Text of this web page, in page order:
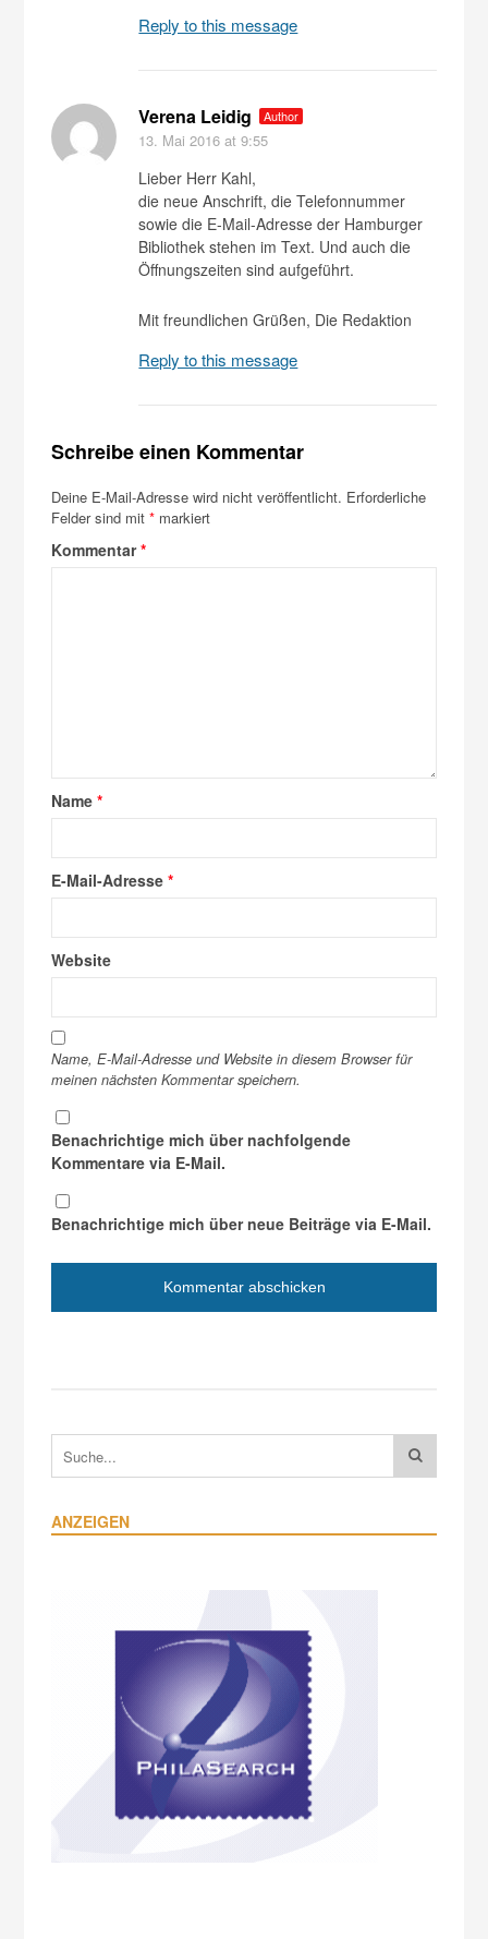
Reply to this message
Verena Leidig Author
13. Mai 2016 at 9:55
Lieber Herr Kahl,
die neue Anschrift, die Telefonnummer
sowie die E-Mail-Adresse der Hamburger
Bibliothek stehen im Text. Und auch die
Öffnungszeiten sind aufgeführt.
Mit freundlichen Grüßen, Die Redaktion
Reply to this message
Schreibe einen Kommentar
Deine E-Mail-Adresse wird nicht veröffentlicht. Erforderliche
Felder sind mit* markiert
Kommentar*
Name*
E-Mail-Adresse*
Website
Name, E-Mail-Adresse und Website in diesem Browser für
meinen nächsten Kommentar speichern.
Benachrichtige mich über nachfolgende
Kommentare via E-Mail.
Benachrichtige mich über neue Beiträge via E-Mail.
ANZEIGEN